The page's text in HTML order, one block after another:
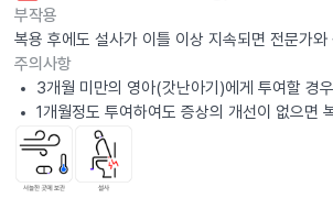
부작용
복용 후에도 설사가 이틀 이상 지속되면 전문가와
주의사항
3개월 미만의 영아(갓난아기)에게 투여할 경
1개월정도 투여하여도 증상의 개선이 없으면